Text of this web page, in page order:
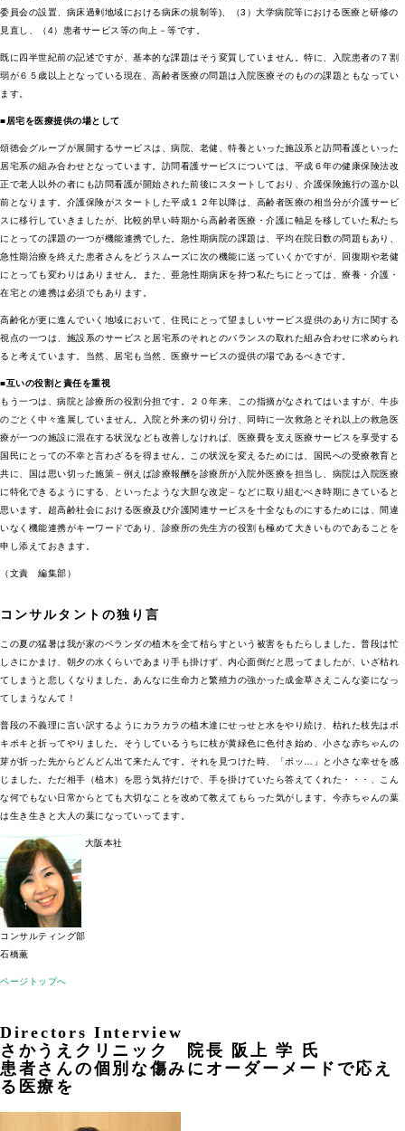
委員会の設置、病床過剰地域における病床の規制等)、（3）大学病院等における医療と研修の
見直し、（4）患者サービス等の向上－等です。
既に四半世紀前の記述ですが、基本的な課題はそう変質していません。特に、入院患者の７割
弱が６５歳以上となっている現在、高齢者医療の問題は入院医療そのものの課題ともなってい
ます。
■居宅を医療提供の場として
頌徳会グループが展開するサービスは、病院、老健、特養といった施設系と訪問看護といった
居宅系の組み合わせとなっています。訪問看護サービスについては、平成６年の健康保険法改
正で老人以外の者にも訪問看護が開始された前後にスタートしており、介護保険施行の遥か以
前となります。介護保険がスタートした平成１２年以降は、高齢者医療の相当分が介護サービ
スに移行していきましたが、比較的早い時期から高齢者医療・介護に軸足を移していた私たち
にとっての課題の一つが機能連携でした。急性期病院の課題は、平均在院日数の問題もあり、
急性期治療を終えた患者さんをどうスムーズに次の機能に送っていくかですが、回復期や老健
にとっても変わりはありません。また、亜急性期病床を持つ私たちにとっては、療養・介護・
在宅との連携は必須でもあります。
高齢化が更に進んでいく地域において、住民にとって望ましいサービス提供のあり方に関する
視点の一つは、施設系のサービスと居宅系のそれとのバランスの取れた組み合わせに求められ
ると考えています。当然、居宅も当然、医療サービスの提供の場であるべきです。
■互いの役割と責任を重視
もう一つは、病院と診療所の役割分担です。２０年来、この指摘がなされてはいますが、牛歩
のごとく中々進展していません。入院と外来の切り分け、同時に一次救急とそれ以上の救急医
療が一つの施設に混在する状況なども改善しなければ、医療費を支え医療サービスを享受する
国民にとっての不幸と言わざるを得ません。この状況を変えるためには、国民への受療教育と
共に、国は思い切った施策－例えば診療報酬を診療所が入院外医療を担当し、病院は入院医療
に特化できるようにする、といったような大胆な改定－などに取り組むべき時期にきていると
思います。超高齢社会における医療及び介護関連サービスを十全なものにするためには、間違
いなく機能連携がキーワードであり、診療所の先生方の役割も極めて大きいものであることを
申し添えておきます。
（文責 編集部）
コンサルタントの独り言
この夏の猛暑は我が家のベランダの植木を全て枯らすという被害をもたらしました。普段は忙
しさにかまけ、朝夕の水くらいであまり手も掛けず、内心面倒だと思ってましたが、いざ枯れ
てしまうと悲しくなりました。あんなに生命力と繁殖力の強かった成金草さえこんな姿になっ
てしまうなんて！
普段の不義理に言い訳するようにカラカラの植木達にせっせと水をやり続け、枯れた枝先はポ
キポキと折ってやりました。そうしているうちに枝が黄緑色に色付き始め、小さな赤ちゃんの
芽が折った先からどんどん出て来たんです。それを見つけた時、「ポッ…」と小さな幸せを感
じました。ただ相手（植木）を思う気持だけで、手を掛けていたら答えてくれた・・・、こん
な何でもない日常からとても大切なことを改めて教えてもらった気がします。今赤ちゃんの葉
は生き生きと大人の葉になっていってます。
大阪本社
コンサルティング部
石橋薫
ページトップへ
Directors Interview
さかうえクリニック 院長 阪上 学 氏
患者さんの個別な傷みにオーダーメードで応え
る医療を